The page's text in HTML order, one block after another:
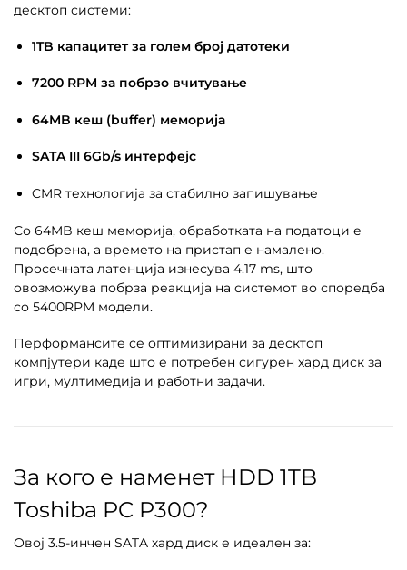
десктоп системи:
1TB капацитет за голем број датотеки
7200 RPM за побрзо вчитување
64MB кеш (buffer) меморија
SATA III 6Gb/s интерфејс
CMR технологија за стабилно запишување
Со 64MB кеш меморија, обработката на податоци е
подобрена, а времето на пристап е намалено.
Просечната латенција изнесува 4.17 ms, што
овозможува побрза реакција на системот во споредба
со 5400RPM модели.
Перформансите се оптимизирани за десктоп
компјутери каде што е потребен сигурен хард диск за
игри, мултимедија и работни задачи.
За кого е наменет HDD 1TB
Toshiba PC P300?
Овој 3.5-инчен SATA хард диск е идеален за: